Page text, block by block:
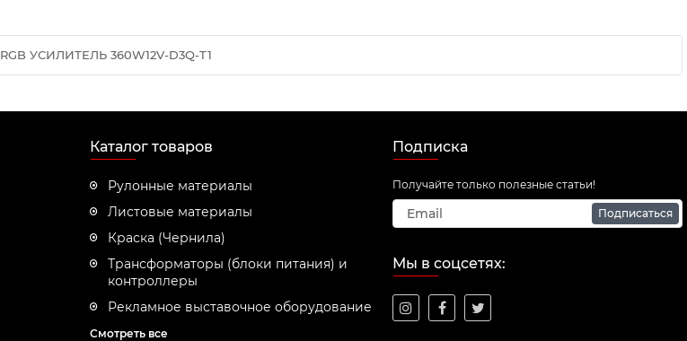
RGB УСИЛИТЕЛЬ 360W12V-D3Q-T1
Каталог товаров
Рулонные материалы
Листовые материалы
Краска (Чернила)
Трансформаторы (блоки питания) и
контроллеры
Рекламное выставочное оборудование
Смотреть все
Подписка
Получайте только полезные статьи!
Подписаться
Мы в соцсетях: